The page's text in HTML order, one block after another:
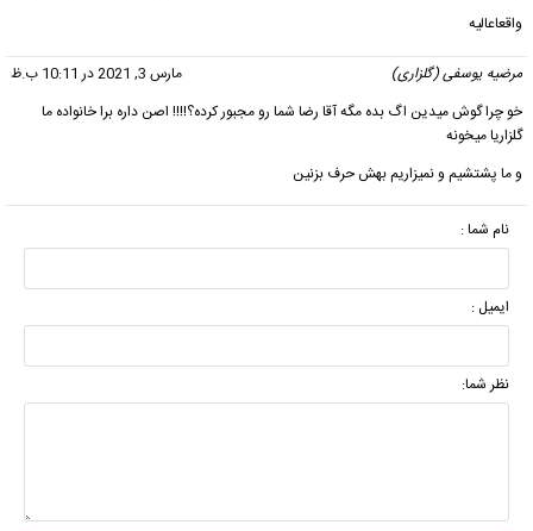
واقعاعالیه
مرضیه یوسفی (گلزاری)
مارس 3, 2021 در 10:11 ب.ظ
خو چرا گوش میدین اگ بده مگه آقا رضا شما رو مجبور کرده؟!!!! اصن داره برا خانواده ما
گلزاریا میخونه
و ما پشتشیم و نمیزاریم بهش حرف بزنین
نام شما :
ایمیل :
نظر شما: